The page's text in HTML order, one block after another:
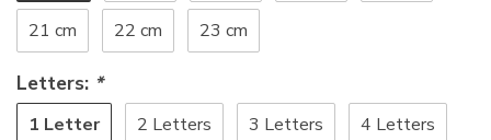
21 cm 22 cm 23 cm
Letters: *
1 Letter 2 Letters 3 Letters 4 Letters